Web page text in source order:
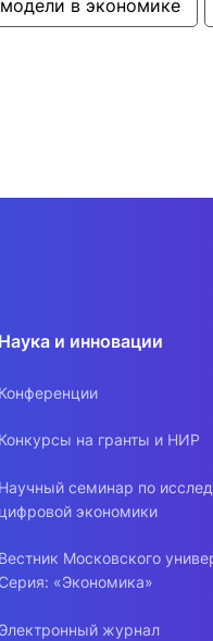
в экономике
Наука и инновации
Конференции
Конкурсы на гранты и НИР
Научный семинар по
цифровой экономики
Вестник Московского
Серия: «Экономика»
Электронный журнал